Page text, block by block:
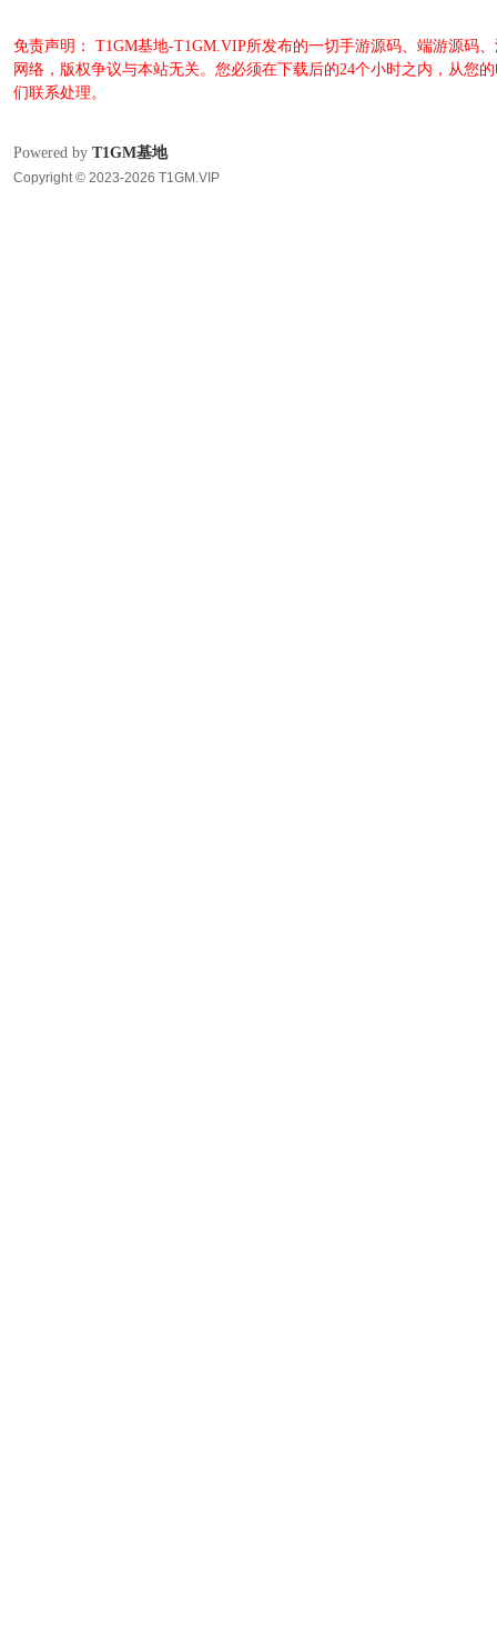
免责声明： T1GM基地-T1GM.VIP所发布的一切手游源码、端游源码
网络，版权争议与本站无关。您必须在下载后的24个小时之内，从您
们联系处理。
Powered by T1GM基地
Copyright © 2023-2026 T1GM.VIP